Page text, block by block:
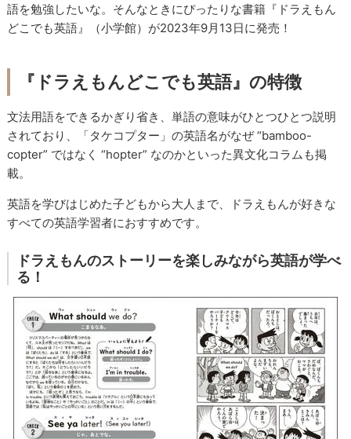
語を勉強したいな。そんなときにぴったりな書籍『ドラえもん
どこでも英語』（小学館）が2023年9月13日に発売！
『ドラえもんどこでも英語』の特徴
文法用語をできるかぎり省き、単語の意味がひとつひとつ説明
されており、「タケコプター」の英語名がなぜ “bamboo-
copter” ではなく “hopter” なのかといった異文化コラムも掲
載。
英語を学びはじめた子どもから大人まで、ドラえもんが好きな
すべての英語学習者におすすめです。
ドラえもんのストーリーを楽しみながら英語が学べ
る！